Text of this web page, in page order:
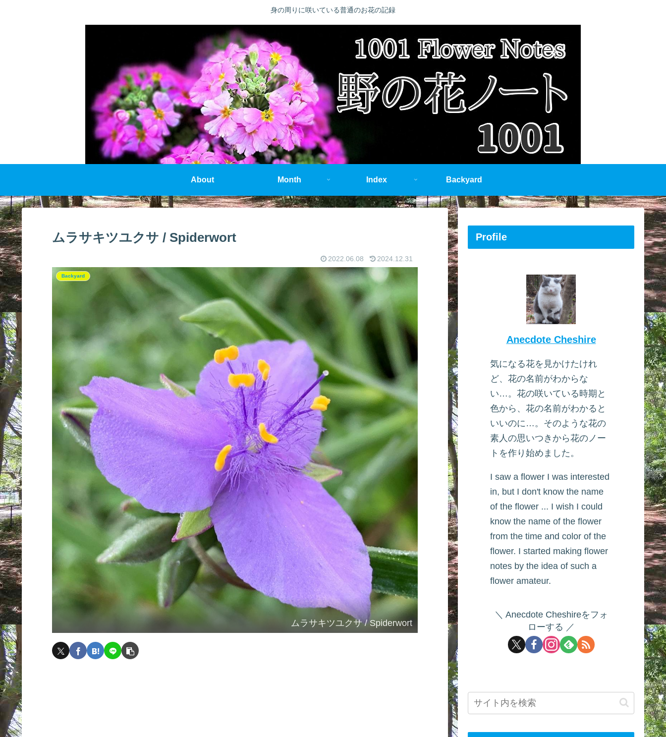
身の周りに咲いている普通のお花の記録
About Month Index Backyard
ムラサキツユクサ / Spiderwort
2022.06.08 2024.12.31
Backyard
ムラサキツユクサ / Spiderwort
Profile
Anecdote Cheshire
気になる花を見かけたけれ
ど、花の名前がわからな
い…。花の咲いている時期と
色から、花の名前がわかると
いいのに…。そのような花の
素人の思いつきから花のノー
トを作り始めました。
I saw a flower I was interested
in, but I don't know the name
of the flower ... I wish I could
know the name of the flower
from the time and color of the
flower. I started making flower
notes by the idea of such a
flower amateur.
Anecdote Cheshireをフォ
ローする